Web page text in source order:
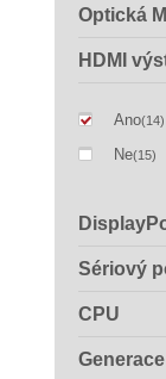
Optická
HDMI
Ano(14)
Ne(15)
Sériový
CPU